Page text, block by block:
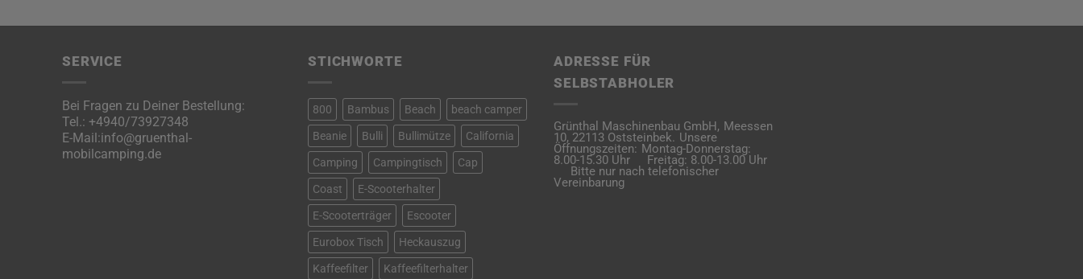
SERVICE
Bei Fragen zu Deiner Bestellung:
Tel.: +4940/73927348
E-Mail:info@gruenthal-
mobilcamping.de
STICHWORTE
800 Bambus Beach beach camper
Beanie Bulli Bullimütze California
Camping Campingtisch Cap
Coast E-Scooterhalter
E-Scooterträger Escooter
Eurobox Tisch Heckauszug
Kaffeefilter Kaffeefilterhalter
ADRESSE FÜR
SELBSTABHOLER
Grünthal Maschinenbau GmbH, Meessen
10, 22113 Oststeinbek. Unsere
Öffnungszeiten: Montag-Donnerstag:
8.00-15.30 Uhr Freitag: 8.00-13.00 Uhr
Bitte nur nach telefonischer
Vereinbarung